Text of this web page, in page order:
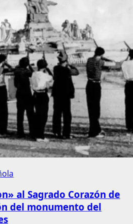
al Sagrado Corazón de
del monumento del